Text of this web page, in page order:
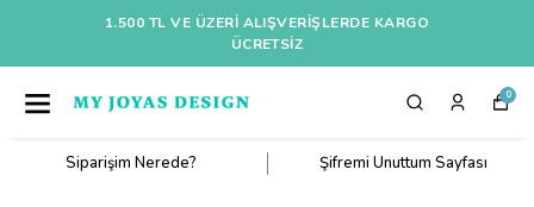
1.500 TL VE ÜZERI ALIŞVERIŞLERDE KARGO
ÜCRETSİZ
0
Siparişim Nerede? Şifremi Unuttum Sayfası